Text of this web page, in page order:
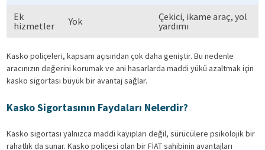
Ek
hizmetler
Yok
Çekici, ikame araç, yol
yardımı
Kasko poliçeleri, kapsam açısından çok daha geniştir. Bu nedenle
aracınızın değerini korumak ve ani hasarlarda maddi yükü azaltmak için
kasko sigortası büyük bir avantaj sağlar.
Kasko Sigortasının Faydaları Nelerdir?
Kasko sigortası yalnızca maddi kayıpları değil, sürücülere psikolojik bir
rahatlık da sunar. Kasko poliçesi olan bir FİAT sahibinin avantajları